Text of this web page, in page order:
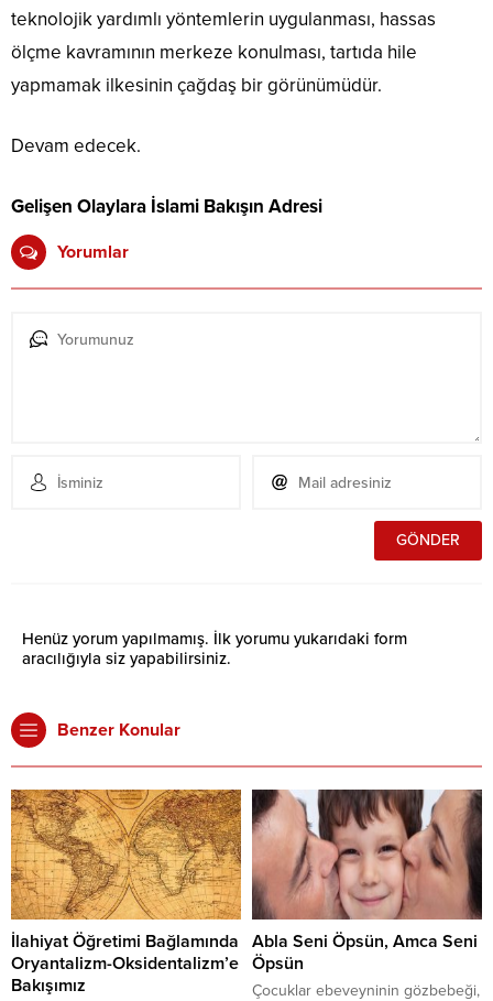
teknolojik yardımlı yöntemlerin uygulanması, hassas
ölçme kavramının merkeze konulması, tartıda hile
yapmamak ilkesinin çağdaş bir görünümüdür.
Devam edecek.
Gelişen Olaylara İslami Bakışın Adresi
Yorumlar
Henüz yorum yapılmamış. İlk yorumu yukarıdaki form
aracılığıyla siz yapabilirsiniz.
Benzer Konular
İlahiyat Öğretimi Bağlamında
Oryantalizm-Oksidentalizm’e
Bakışımız
Abla Seni Öpsün, Amca Seni
Öpsün
Çocuklar ebeveyninin gözbebeği,